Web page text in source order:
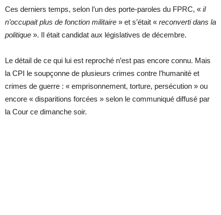
Ces derniers temps, selon l’un des porte-paroles du FPRC, « il
n’occupait plus de fonction militaire » et s’était « reconverti dans la
politique ». Il était candidat aux législatives de décembre.
Le détail de ce qui lui est reproché n’est pas encore connu. Mais
la CPI le soupçonne de plusieurs crimes contre l’humanité et
crimes de guerre : « emprisonnement, torture, persécution » ou
encore « disparitions forcées » selon le communiqué diffusé par
la Cour ce dimanche soir.